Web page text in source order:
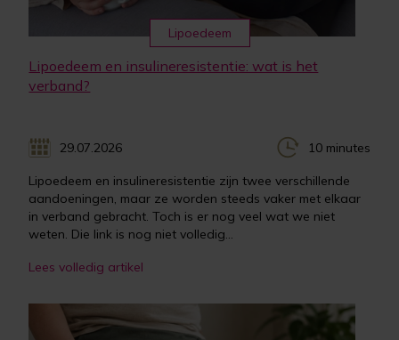
Lipoedeem
Lipoedeem en insulineresistentie: wat is het
verband?
29.07.2026 10 minutes
Lipoedeem en insulineresistentie zijn twee verschillende
aandoeningen, maar ze worden steeds vaker met elkaar
in verband gebracht. Toch is er nog veel wat we niet
weten. Die link is nog niet volledig...
Lees volledig artikel